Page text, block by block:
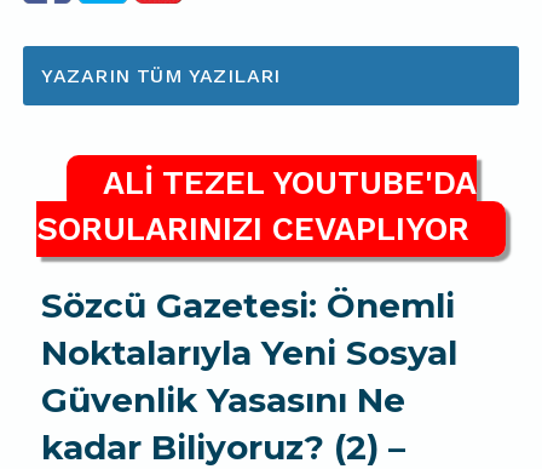
YAZARIN TÜM YAZILARI
ALİ TEZEL YOUTUBE'DA
SORULARINIZI CEVAPLIYOR
Sözcü Gazetesi: Önemli
Noktalarıyla Yeni Sosyal
Güvenlik Yasasını Ne
kadar Biliyoruz? (2) –